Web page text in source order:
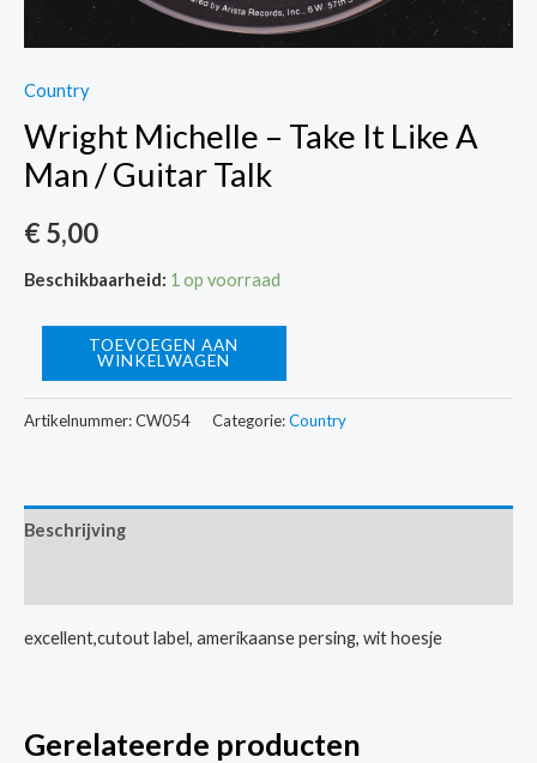
Country
Wright Michelle – Take It Like A
Man / Guitar Talk
€5,00
Beschikbaarheid: 1 op voorraad
-
Like
A
Guitar
TOEVOEGEN AAN
WINKELWAGEN
Artikelnummer:CW054 Categorie:Country
Beschrijving
excellent,cutout label, amerikaanse persing, wit hoesje
Gerelateerde producten